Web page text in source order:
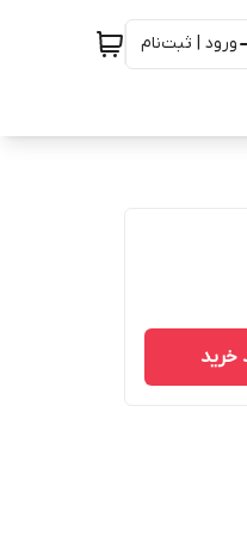
ورود | ثبت‌نام
خرید